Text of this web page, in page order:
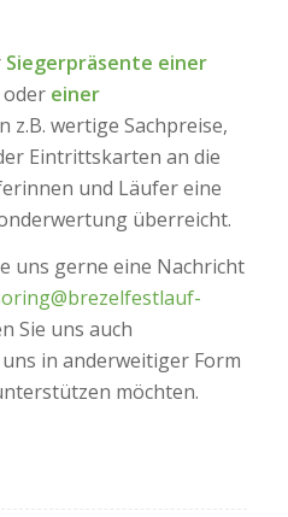
Siegerpräsente einer
oder einer
z.B. wertige Sachpreise,
Eintrittskarten an die
und Läufer eine
überreicht.
uns gerne eine Nachricht
Sie uns auch
in anderweitiger Form
möchten.